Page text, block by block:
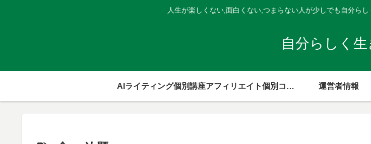
人生が楽しくない,面白くない,つまらない人が少しでも自分ら
自分らしく生
AIライティング個別講座 アフィリエイト個別コンサル 運営者情報